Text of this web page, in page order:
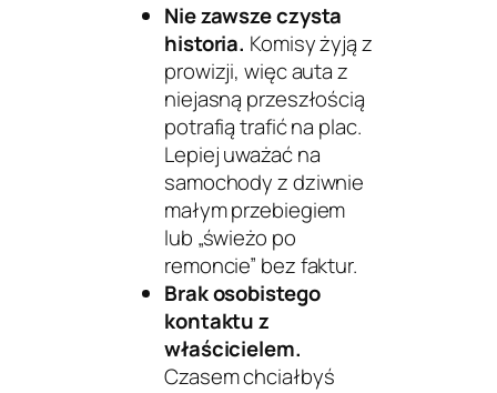
Nie zawsze czysta
historia. Komisy żyją z
prowizji, więc auta z
niejasną przeszłością
potrafią trafić na plac.
Lepiej uważać na
samochody z dziwnie
małym przebiegiem
lub „świeżo po
remoncie” bez faktur.
Brak osobistego
kontaktu z
właścicielem.
Czasem chciałbyś